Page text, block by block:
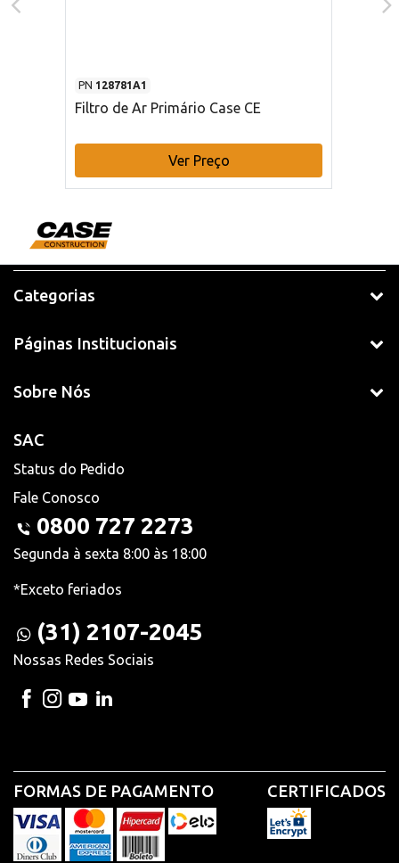
PN 128781A1
Filtro de Ar Primário Case CE
Ver Preço
Categorias
Páginas Institucionais
Sobre Nós
SAC
Status do Pedido
Fale Conosco
0800 727 2273
Segunda à sexta 8:00 às 18:00
*Exceto feriados
(31) 2107-2045
Nossas Redes Sociais
FORMAS DE PAGAMENTO CERTIFICADOS